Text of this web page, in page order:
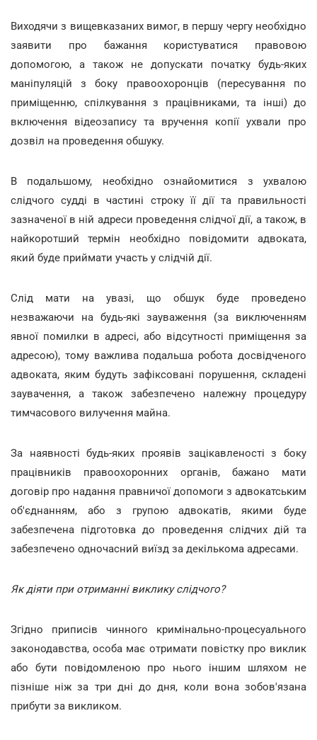
Виходячи з вищевказаних вимог, в першу чергу необхідно
заявити про бажання користуватися правовою
допомогою, а також не допускати початку будь-яких
маніпуляцій з боку правоохоронців (пересування по
приміщенню, спілкування з працівниками, та інші) до
включення відеозапису та вручення копії ухвали про
дозвіл на проведення обшуку.
В подальшому, необхідно ознайомитися з ухвалою
слідчого судді в частині строку її дії та правильності
зазначеної в ній адреси проведення слідчої дії, а також, в
найкоротший термін необхідно повідомити адвоката,
який буде приймати участь у слідчій дії.
Слід мати на увазі, що обшук буде проведено
незважаючи на будь-які зауваження (за виключенням
явної помилки в адресі, або відсутності приміщення за
адресою), тому важлива подальша робота досвідченого
адвоката, яким будуть зафіксовані порушення, складені
заувачення, а також забезпечено належну процедуру
тимчасового вилучення майна.
За наявності будь-яких проявів зацікавленості з боку
працівників правоохоронних органів, бажано мати
договір про надання правничої допомоги з адвокатським
об'єднанням, або з групою адвокатів, якими буде
забезпечена підготовка до проведення слідчих дій та
забезпечено одночасний виїзд за декількома адресами.
Як діяти при отриманні виклику слідчого?
Згідно приписів чинного кримінально-процесуального
законодавства, особа має отримати повістку про виклик
або бути повідомленою про нього іншим шляхом не
пізніше ніж за три дні до дня, коли вона зобов'язана
прибути за викликом.